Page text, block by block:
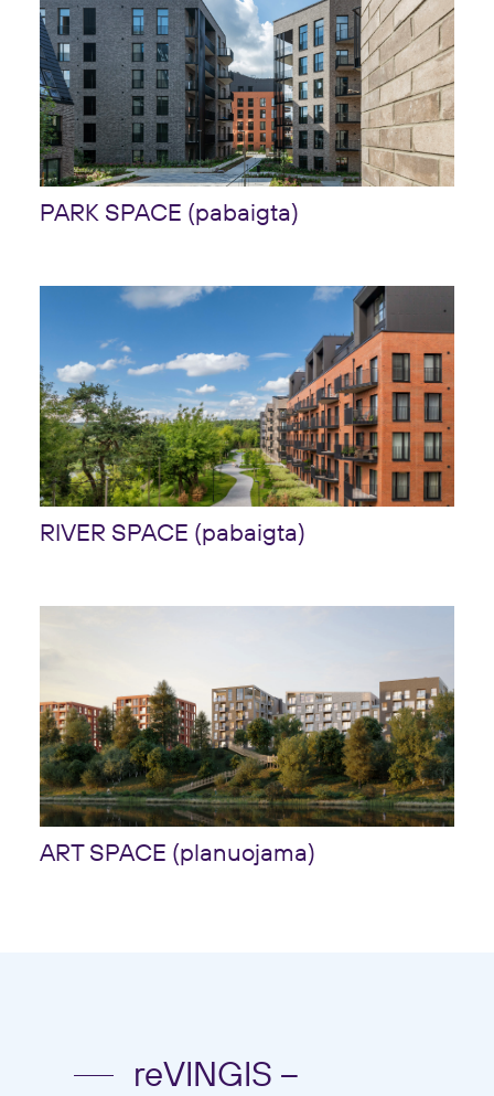
PARK SPACE (pabaigta)
RIVER SPACE (pabaigta)
ART SPACE (planuojama)
reVINGIS –